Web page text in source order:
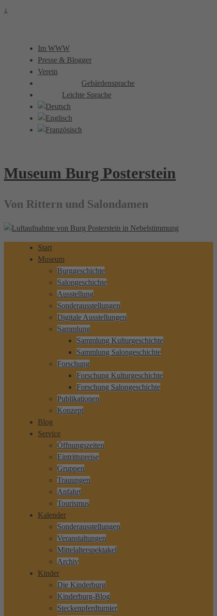
↓
Im WWW
Presse & Blogger
Verein
Gebärdensprache
Leichte Sprache
Museum Burg Posterstein
Von Rittern und Salondamen
Start
Museum
Burggeschichte
Salongeschichte
Ausstellung
Sonderausstellungen
Digitale Ausstellungen
Sammlung
Sammlung Kulturgeschichte
Sammlung Salongeschichte
Forschung
Forschung Kulturgeschichte
Forschung Salongeschichte
Publikationen
Konzept
Blog
Service
Öffnungszeiten
Eintrittspreise
Gruppen
Trauungen
Anfahrt
Tourismus
Kalender
Sonderausstellungen
Veranstaltungen
Mittelalterspektakel
Archiv
Kinder
Die Kinderburg
Kinderburg-Blog
Steckenpferdturnier